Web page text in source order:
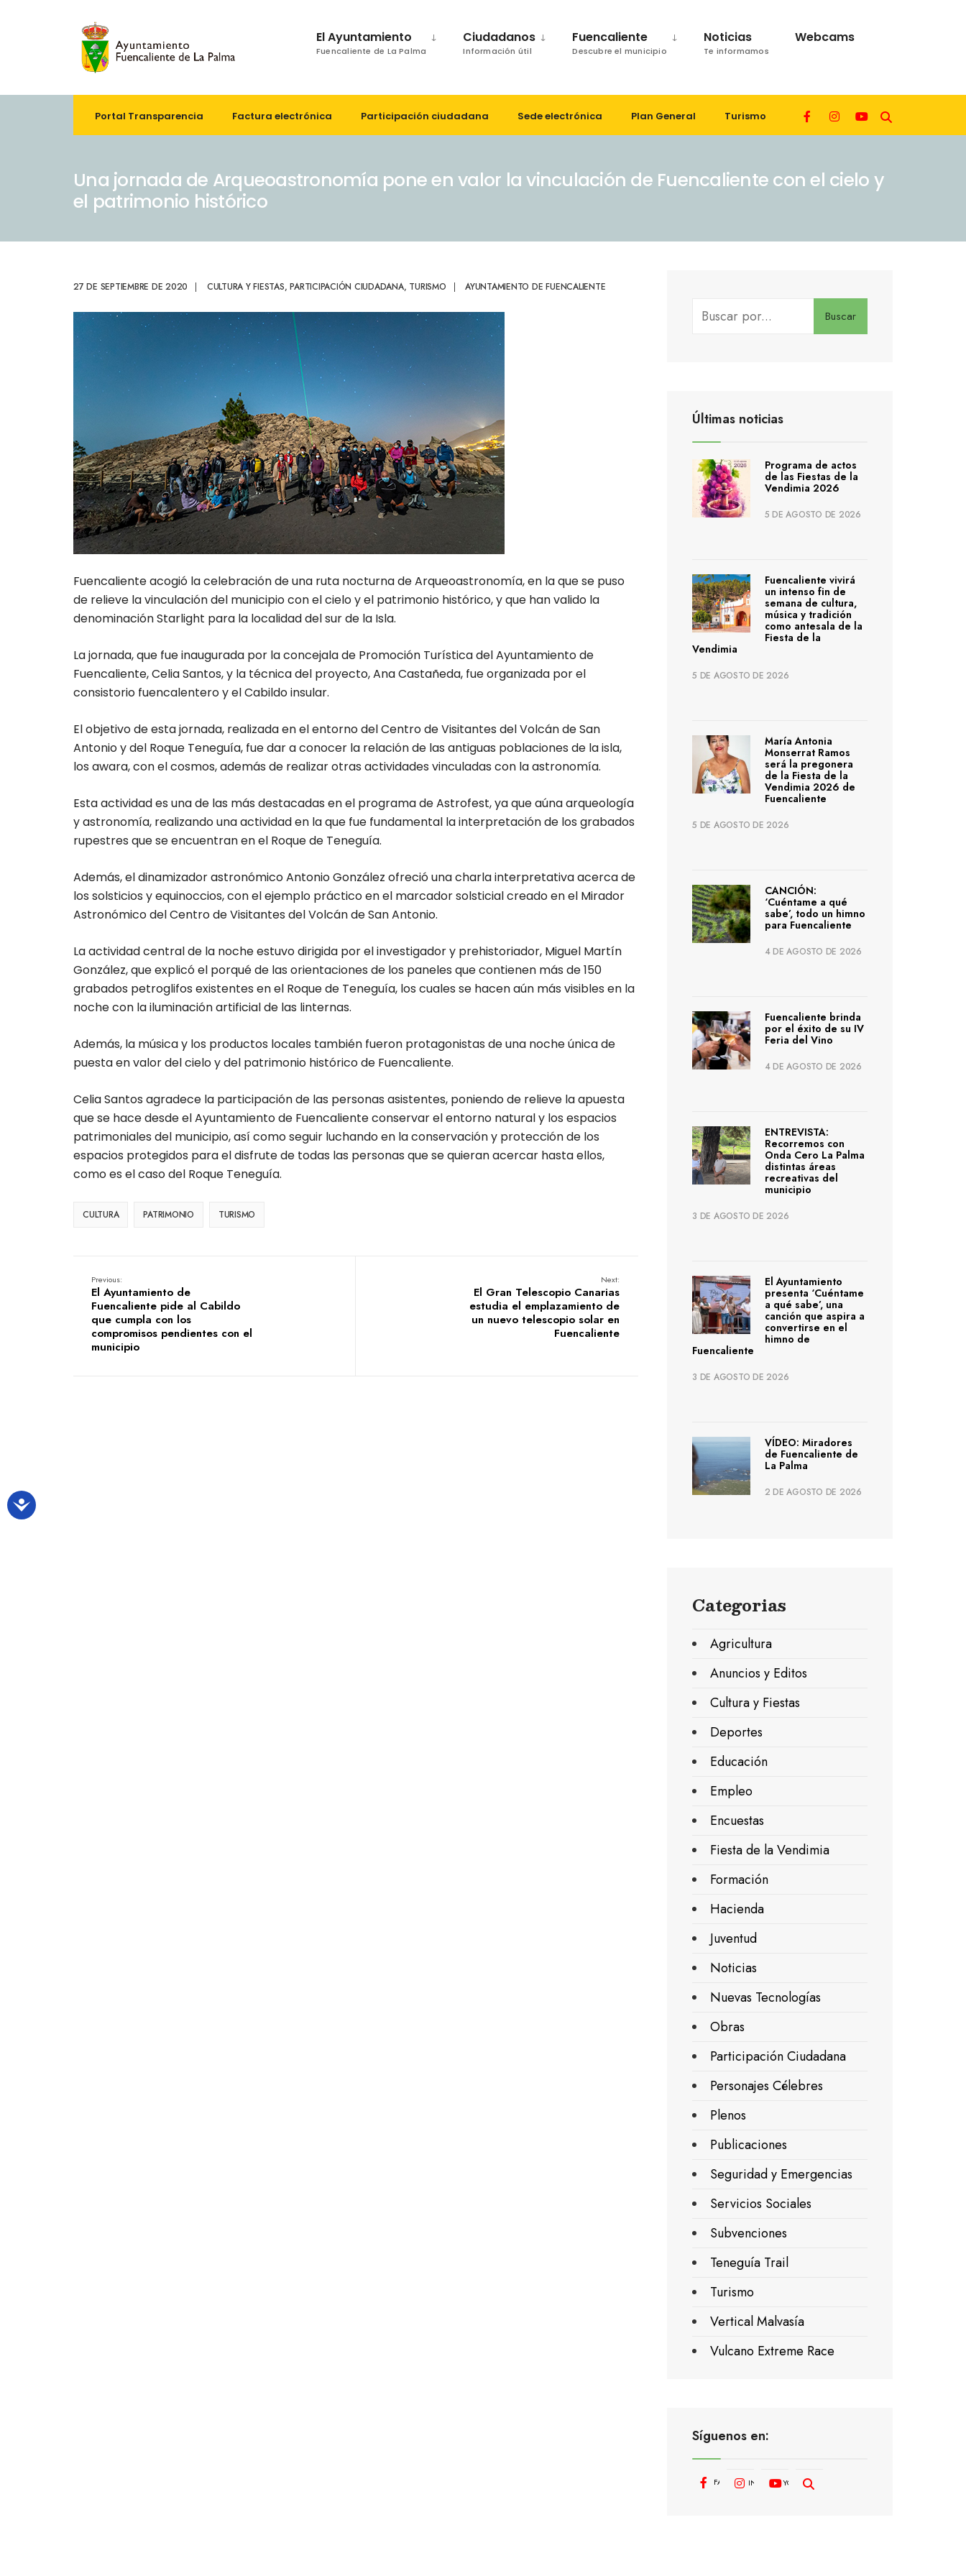
El Ayuntamiento
Fuencaliente de La Palma
Ciudadanos
Información útil
Fuencaliente
Descubre el municipio
Noticias
Te informamos
Webcams
Portal Transparencia Factura electrónica Participación ciudadana Sede electrónica Plan General Turismo
Una jornada de Arqueoastronomía pone en valor la vinculación de Fuencaliente con el cielo y
el patrimonio histórico
27 DE SEPTIEMBRE DE 2020 | CULTURA Y FIESTAS,PARTICIPACIÓN CIUDADANA, TURISMO | AYUNTAMIENTO DE FUENCALIENTE
Fuencaliente acogió la celebración de una ruta nocturna de Arqueoastronomía, en la que se puso
de relieve la vinculación del municipio con el cielo y el patrimonio histórico, y que han valido la
denominación Starlight para la localidad del sur de la Isla.
La jornada, que fue inaugurada por la concejala de Promoción Turística del Ayuntamiento de
Fuencaliente, Celia Santos, y la técnica del proyecto, Ana Castañeda, fue organizada por el
consistorio fuencalentero y el Cabildo insular.
El objetivo de esta jornada, realizada en el entorno del Centro de Visitantes del Volcán de San
Antonio y del Roque Teneguía, fue dar a conocer la relación de las antiguas poblaciones de la isla,
los awara, con el cosmos, además de realizar otras actividades vinculadas con la astronomía.
Esta actividad es una de las más destacadas en el programa de Astrofest, ya que aúna arqueología
y astronomía, realizando una actividad en la que fue fundamental la interpretación de los grabados
rupestres que se encuentran en el Roque de Teneguía.
Además, el dinamizador astronómico Antonio González ofreció una charla interpretativa acerca de
los solsticios y equinoccios, con el ejemplo práctico en el marcador solsticial creado en el Mirador
Astronómico del Centro de Visitantes del Volcán de San Antonio.
La actividad central de la noche estuvo dirigida por el investigador y prehistoriador, Miguel Martín
González, que explicó el porqué de las orientaciones de los paneles que contienen más de 150
grabados petroglifos existentes en el Roque de Teneguía, los cuales se hacen aún más visibles en la
noche con la iluminación artificial de las linternas.
Además, la música y los productos locales también fueron protagonistas de una noche única de
puesta en valor del cielo y del patrimonio histórico de Fuencaliente.
Celia Santos agradece la participación de las personas asistentes, poniendo de relieve la apuesta
que se hace desde el Ayuntamiento de Fuencaliente conservar el entorno natural y los espacios
patrimoniales del municipio, así como seguir luchando en la conservación y protección de los
espacios protegidos para el disfrute de todas las personas que se quieran acercar hasta ellos,
como es el caso del Roque Teneguía.
CULTURA PATRIMONIO TURISMO
Previous:
El Ayuntamiento de
Fuencaliente pide al Cabildo
que cumpla con los
compromisos pendientes con el
municipio
Next:
El Gran Telescopio Canarias
estudia el emplazamiento de
un nuevo telescopio solar en
Fuencaliente
Buscar
Últimas noticias
Programa de actos
de las Fiestas de la
Vendimia 2026
5 DE AGOSTO DE 2026
Fuencaliente vivirá
un intenso fin de
semana de cultura,
música y tradición
como antesala de la
Fiesta de la
Vendimia
5 DE AGOSTO DE 2026
María Antonia
Monserrat Ramos
será la pregonera
de la Fiesta de la
Vendimia 2026 de
Fuencaliente
5 DE AGOSTO DE 2026
CANCIÓN:
‘Cuéntame a qué
sabe’, todo un himno
para Fuencaliente
4 DE AGOSTO DE 2026
Fuencaliente brinda
por el éxito de su IV
Feria del Vino
4 DE AGOSTO DE 2026
ENTREVISTA:
Recorremos con
Onda Cero La Palma
distintas áreas
recreativas del
municipio
3 DE AGOSTO DE 2026
El Ayuntamiento
presenta ‘Cuéntame
a qué sabe’, una
canción que aspira a
convertirse en el
himno de
Fuencaliente
3 DE AGOSTO DE 2026
VÍDEO: Miradores
de Fuencaliente de
La Palma
2 DE AGOSTO DE 2026
Categorias
Agricultura
Anuncios y Editos
Cultura y Fiestas
Deportes
Educación
Empleo
Encuestas
Fiesta de la Vendimia
Formación
Hacienda
Juventud
Noticias
Nuevas Tecnologías
Obras
Participación Ciudadana
Personajes Célebres
Plenos
Publicaciones
Seguridad y Emergencias
Servicios Sociales
Subvenciones
Teneguía Trail
Turismo
Vertical Malvasía
Vulcano Extreme Race
Síguenos en:
FACEBOOKINSTAGRAMYOUTUBE